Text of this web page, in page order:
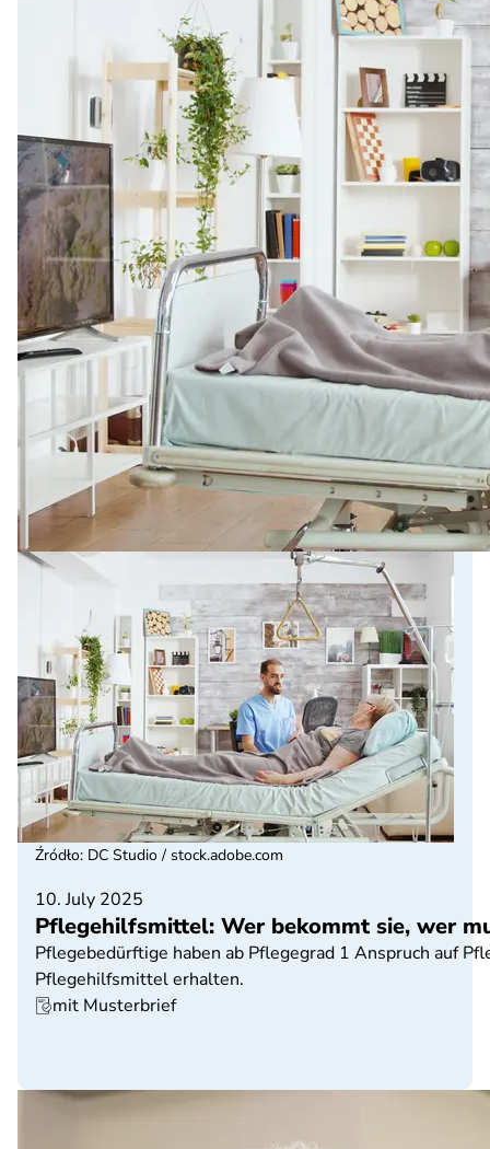
10. July 2025
Pflegehilfsmittel: Wer bekommt sie, wer
Pflegebedürftige haben ab Pflegegrad 1 Anspruch auf
Pflegehilfsmittel erhalten.
mit Musterbrief
Źródło: DC Studio / stock.adobe.com